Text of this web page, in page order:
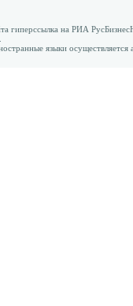
гиперссылка на РИА
языки осуществляется